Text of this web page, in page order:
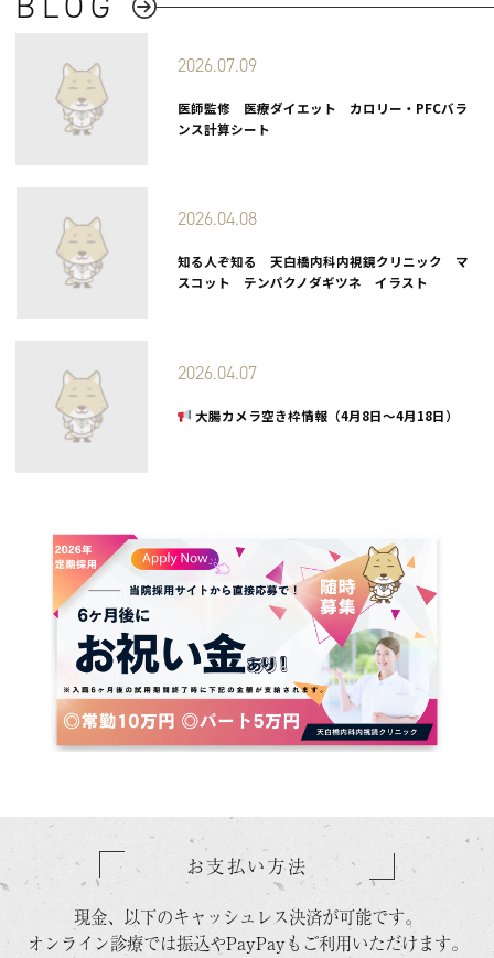
STANDARD
ダパグリフロジン 10mg｜30錠
体重・内臓脂肪の減少
血圧改善効果
コストを抑えたい方に
効果はプレミアムと同等
体重減少 内臓脂肪
ご来院・問診
腎機能を確認
採血検査
血糖・腎機能・
尿検査を施行
ご注意・適応外となる場合
以下の方はご利用いただけない場合があります：妊娠中・授乳中の方
方。 また、内服開始後に尿路感染・頻尿・性器カンジダ症等が生じる
グラムは自費診療です。健康保険は使用できません。
2026.08.03
薬価改定に伴いましてマンジャロを値下げしました。ご確認
ください。
2026.07.09
医師監修　医療ダイエット　カロリー・PFCバラ
ンス計算シート
2026.04.08
知る人ぞ知る　天白橋内科内視鏡クリニック　マ
スコット　テンパクノダギツネ　イラスト
2026.04.07
大腸カメラ空き枠情報（4月8日～4月18日）
お支払い方法
現金、以下のキャッシュレス決済が可能です。
オンライン診療では振込やPayPayもご利用いただけます。